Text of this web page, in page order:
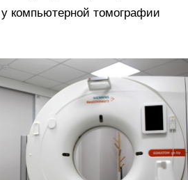
компьютерной томографии